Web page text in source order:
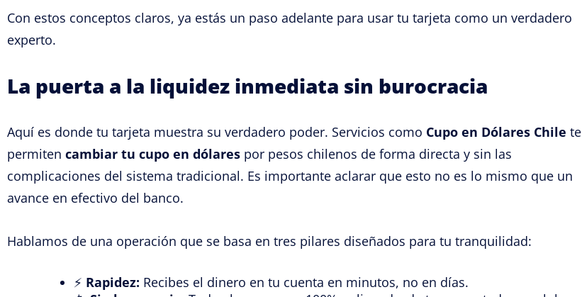
Con estos conceptos claros, ya estás un paso adelante para usar tu tarjeta como un verdadero
experto.
La puerta a la liquidez inmediata sin burocracia
Aquí es donde tu tarjeta muestra su verdadero poder. Servicios como Cupo en Dólares Chile te
permiten cambiar tu cupo en dólares por pesos chilenos de forma directa y sin las
complicaciones del sistema tradicional. Es importante aclarar que esto no es lo mismo que un
avance en efectivo del banco.
Hablamos de una operación que se basa en tres pilares diseñados para tu tranquilidad:
⚡ Rapidez: Recibes el dinero en tu cuenta en minutos, no en días.